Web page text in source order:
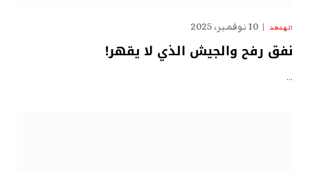
الهدهد 10 نوفمبر، 2025
نفق رفح والجيش الذي لا يقهر!
…